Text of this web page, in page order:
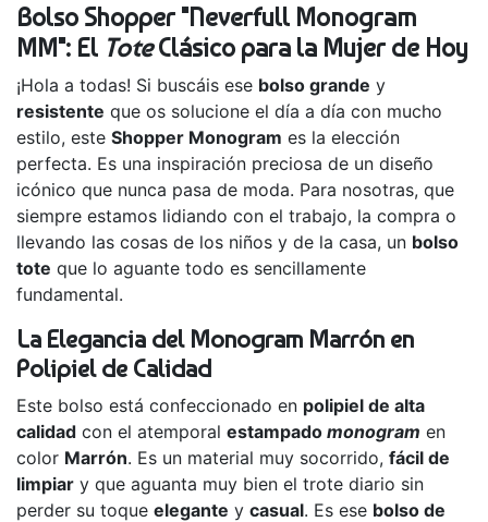
Bolso Shopper "Neverfull Monogram
MM": El ToteClásico para la Mujer de Hoy
¡Hola a todas! Si buscáis ese bolso grande y
resistente que os solucione el día a día con mucho
estilo, este Shopper Monogram es la elección
perfecta. Es una inspiración preciosa de un diseño
icónico que nunca pasa de moda. Para nosotras, que
siempre estamos lidiando con el trabajo, la compra o
llevando las cosas de los niños y de la casa, un bolso
tote que lo aguante todo es sencillamente
fundamental.
La Elegancia del Monogram Marrón en
Polipiel de Calidad
Este bolso está confeccionado en polipiel de alta
calidad con el atemporal estampado monogram en
color Marrón. Es un material muy socorrido, fácil de
limpiar y que aguanta muy bien el trote diario sin
perder su toque elegante y casual. Es ese bolso de